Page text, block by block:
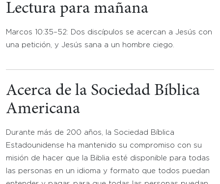
Lectura para mañana
Marcos 10:35–52: Dos discípulos se acercan a Jesús con
una petición, y Jesús sana a un hombre ciego.
Acerca de la Sociedad Bíblica
Americana
Durante más de 200 años, la Sociedad Bíblica
Estadounidense ha mantenido su compromiso con su
misión de hacer que la Biblia esté disponible para todas
las personas en un idioma y formato que todos puedan